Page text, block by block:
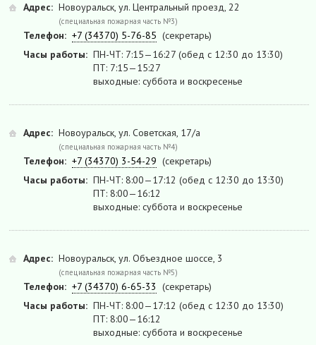
Адрес: Новоуральск, ул. Центральный проезд, 22
(специальная пожарная часть №3)
Телефон: +7 (34370) 5-76-85 (секретарь)
Часы работы: ПН-ЧТ: 7:15—16:27 (обед с 12:30 до 13:30)
ПТ: 7:15—15:27
выходные: суббота и воскресенье
Адрес: Новоуральск, ул. Советская, 17/а
(специальная пожарная часть №4)
Телефон: +7 (34370) 3-54-29 (секретарь)
Часы работы: ПН-ЧТ: 8:00—17:12 (обед с 12:30 до 13:30)
ПТ: 8:00—16:12
выходные: суббота и воскресенье
Адрес: Новоуральск, ул. Объездное шоссе, 3
(специальная пожарная часть №5)
Телефон: +7 (34370) 6-65-33 (секретарь)
Часы работы: ПН-ЧТ: 8:00—17:12 (обед с 12:30 до 13:30)
ПТ: 8:00—16:12
выходные: суббота и воскресенье